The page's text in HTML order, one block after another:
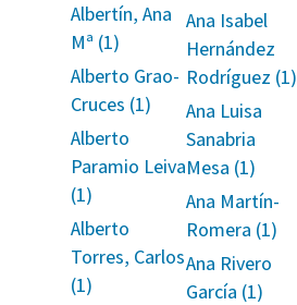
Albertín, Ana
Mª (1)
Alberto Grao-
Cruces (1)
Alberto
Paramio Leiva
(1)
Alberto
Torres, Carlos
(1)
Ana Isabel
Hernández
Rodríguez (1)
Ana Luisa
Sanabria
Mesa (1)
Ana Martín-
Romera (1)
Ana Rivero
García (1)